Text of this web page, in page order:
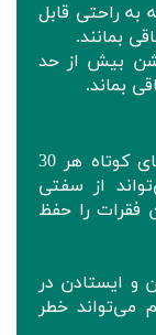
به راحتی قابل
بمانند.
بیش از حد
بماند.
: تشویق به استراحت‌های کوتاه هر 30
از سفتی
فقرات را حفظ
و ایستادن در
می‌تواند خطر